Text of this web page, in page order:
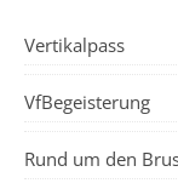
Vertikalpass
VfBegeisterung
Rund um den